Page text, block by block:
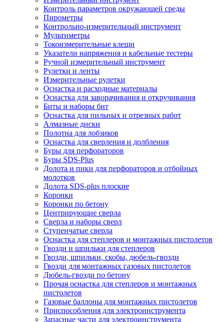
Контроль параметров окружающей среды
Пирометры
Контрольно-измерительный инструмент
Мультиметры
Токоизмерительные клещи
Указатели напряжения и кабельные тестеры
Ручной измерительный инструмент
Рулетки и ленты
Измерительные рулетки
Оснастка и расходные материалы
Оснастка для заворачивания и откручивания
Биты и наборы бит
Оснастка для пильных и отрезных работ
Алмазные диски
Полотна для лобзиков
Оснастка для сверления и долбления
Буры для перфораторов
Буры SDS-Plus
Долота и пики для перфораторов и отбойных
молотков
Долота SDS-plus плоские
Коронки
Коронки по бетону
Центрирующие сверла
Сверла и наборы сверл
Ступенчатые сверла
Оснастка для степлеров и монтажных пистолетов
Гвозди и шпильки для степлеров
Гвозди, шпильки, скобы, дюбель-гвозди
Гвозди для монтажных газовых пистолетов
Дюбель-гвозди по бетону
Прочая оснастка для степлеров и монтажных
пистолетов
Газовые баллоны для монтажных пистолетов
Приспособления для электроинструмента
Запасные части для электроинструмента